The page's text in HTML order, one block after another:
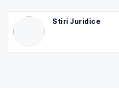
Stiri Juridice